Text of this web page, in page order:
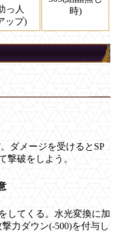
っ人
ップ)
時)
ダメージを受けるとSP
撃破をしよう。
してくる。水光変換に加
力ダウン(-500)を付与し